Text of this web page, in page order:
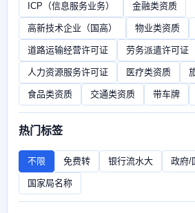
ICP（信息服务业务） 金融类资质
高新技术企业（国高） 物业类资质
道路运输经营许可证 劳务派遣许可证
人力资源服务许可证 医疗类资质
食品类资质 交通类资质 带车牌
热门标签
不限 免费转 银行流水大 政府/
国家局名称